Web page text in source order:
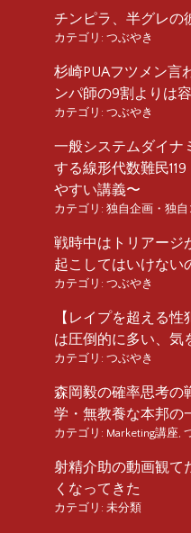
チンピラ、半グレの
カテゴリ: つぶやき
杉崎PUAフツメン言
ンパ師の9割よりは
カテゴリ: つぶやき
一般システムダイ
する線形代数難民
やすい講義〜
カテゴリ: 独自企画・独自
戦時中はトリアージ
起こしてはいけない
カテゴリ: つぶやき
【レイプを超える
は圧倒的に多い、気
カテゴリ: つぶやき
森岡毅の確率思考の
学・無教養な本邦の
カテゴリ: Marketing講座
射精介助の動画観て
くなってきた
カテゴリ: 未分類